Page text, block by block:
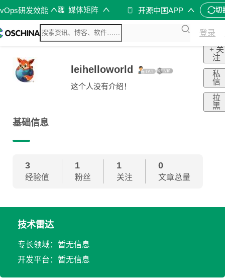
研发效能 媒体矩阵 开源中国APP 切
登录
leihelloworld
这个人没有介绍！
+ 关
注
私
信
拉
黑
基础信息
3
经验值
1
粉丝
1
关注
0
文章总量
技术雷达
专长领域：暂无信息
开发平台：暂无信息